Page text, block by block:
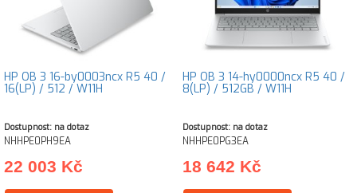
HP OB 3 16-by0003ncx R5 40 /
16(LP) / 512 / W11H
Dostupnost: na dotaz
NHHPE0PH9EA
22 003 Kč
HP OB 3 14-hy0000ncx R5 40 /
8(LP) / 512GB / W11H
Dostupnost: na dotaz
NHHPE0PG3EA
18 642 Kč